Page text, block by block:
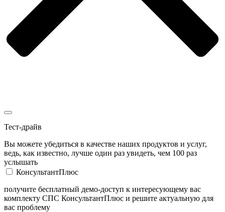
Тест-драйв
Вы можете убедиться в качестве наших продуктов и услуг,
ведь, как известно, лучше один раз увидеть, чем 100 раз
услышать
КонсультантПлюс
получите бесплатный демо-доступ к интересующему вас
комплекту СПС КонсультантПлюс и решите актуальную для
вас проблему